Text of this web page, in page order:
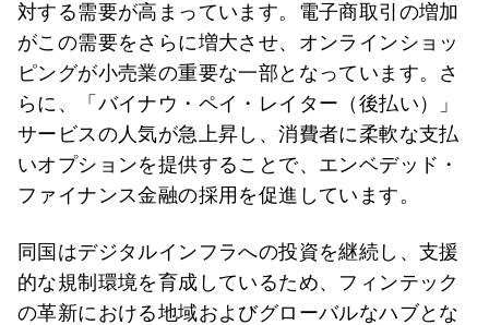
対する需要が高まっています。電子商取引の増加
がこの需要をさらに増大させ、オンラインショッ
ピングが小売業の重要な一部となっています。さ
らに、「バイナウ・ペイ・レイター（後払い）」
サービスの人気が急上昇し、消費者に柔軟な支払
いオプションを提供することで、エンベデッド・
ファイナンス金融の採用を促進しています。
同国はデジタルインフラへの投資を継続し、支援
的な規制環境を育成しているため、フィンテック
の革新における地域およびグローバルなハブとな